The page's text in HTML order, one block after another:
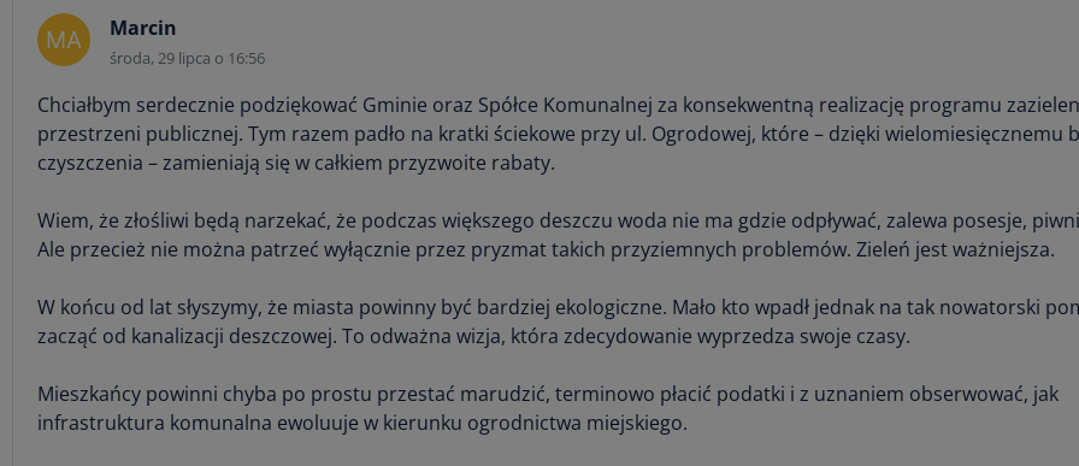
Marcin
środa, 29 lipca o 16:56
Chciałbym serdecznie podziękować Gminie oraz Spółce Komunalnej za konsekwentną realizację programu
przestrzeni publicznej. Tym razem padło na kratki ściekowe przy ul. Ogrodowej, które – dzięki wielomiesięcznemu
czyszczenia – zamieniają się w całkiem przyzwoite rabaty.
Wiem, że złośliwi będą narzekać, że podczas większego deszczu woda nie ma gdzie odpływać, zalewa posesje,
Ale przecież nie można patrzeć wyłącznie przez pryzmat takich przyziemnych problemów. Zieleń jest ważniejsza.
W końcu od lat słyszymy, że miasta powinny być bardziej ekologiczne. Mało kto wpadł jednak na tak nowatorski
zacząć od kanalizacji deszczowej. To odważna wizja, która zdecydowanie wyprzedza swoje czasy.
Mieszkańcy powinni chyba po prostu przestać marudzić, terminowo płacić podatki i z uznaniem obserwować, jak
infrastruktura komunalna ewoluuje w kierunku ogrodnictwa miejskiego.